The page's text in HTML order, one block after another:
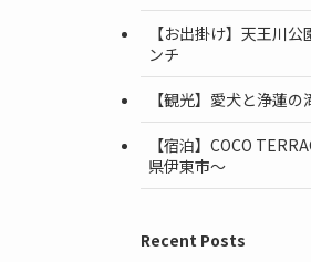
【お出掛け】天王川
ンチ
【観光】愛犬と浄蓮の
【宿泊】COCO
県伊東市〜
Recent Posts